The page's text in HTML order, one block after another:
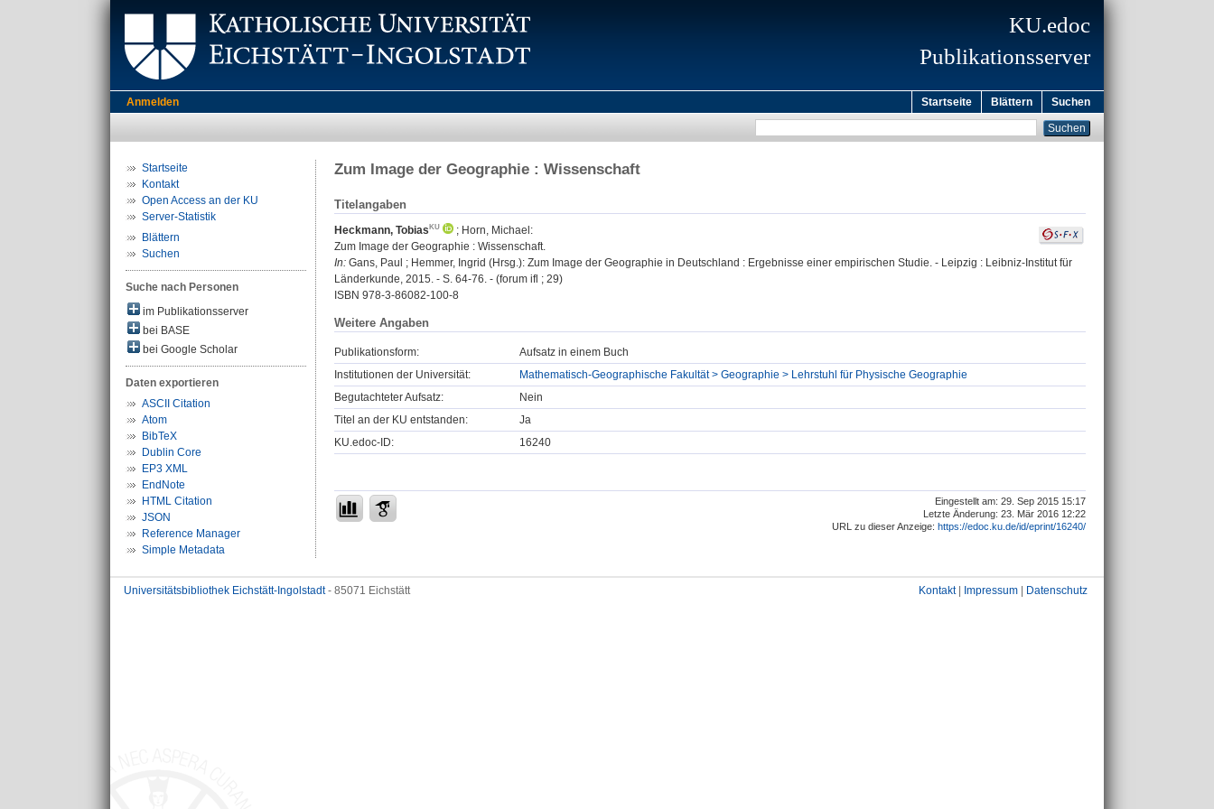
KU.edoc
Publikationsserver
Anmelden Startseite Blättern Suchen
Startseite
Kontakt
Open Access an der KU
Server-Statistik
Blättern
Suchen
Suche nach Personen
im Publikationsserver
bei BASE
bei Google Scholar
Daten exportieren
ASCII Citation
Atom
BibTeX
Dublin Core
EP3 XML
EndNote
HTML Citation
JSON
Reference Manager
Simple Metadata
Zum Image der Geographie : Wissenschaft
Titelangaben
Heckmann, Tobias ; Horn, Michael :
Zum Image der Geographie : Wissenschaft.
In: Gans, Paul ; Hemmer, Ingrid (Hrsg.): Zum Image der Geographie in Deutschland : Ergebnisse einer empirischen Studie. - Leipzig : Leibniz-Institut für
Länderkunde, 2015. - S. 64-76. - (forum ifl ; 29)
ISBN 978-3-86082-100-8
Weitere Angaben
Publikationsform:
Aufsatz in einem Buch
Institutionen der Universität:
Mathematisch-Geographische Fakultät > Geographie > Lehrstuhl für Physische Geographie
Begutachteter Aufsatz:
Nein
Titel an der KU entstanden:
Ja
KU.edoc-ID:
16240
Eingestellt am: 29. Sep 2015 15:17
Letzte Änderung: 23. Mär 2016 12:22
URL zu dieser Anzeige: https://edoc.ku.de/id/eprint/16240/
Universitätsbibliothek Eichstätt-Ingolstadt- 85071 Eichstätt Kontakt| Impressum Datenschutz